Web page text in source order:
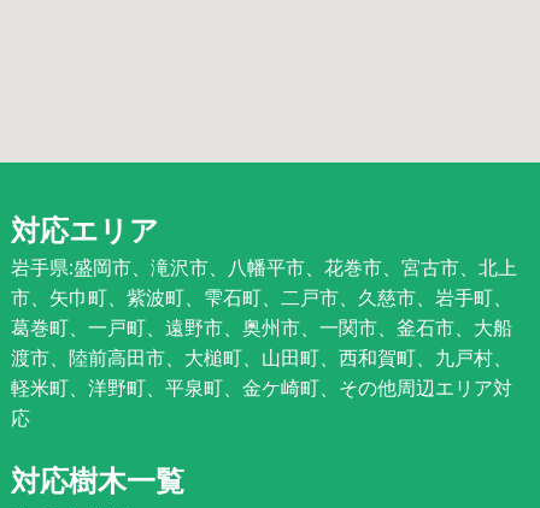
対応エリア
岩手県:盛岡市、滝沢市、八幡平市、花巻市、宮古市、北上
市、矢巾町、紫波町、雫石町、二戸市、久慈市、岩手町、
葛巻町、一戸町、遠野市、奥州市、一関市、釜石市、大船
渡市、陸前高田市、大槌町、山田町、西和賀町、九戸村、
軽米町、洋野町、平泉町、金ケ崎町、その他周辺エリア対
応
対応樹木一覧